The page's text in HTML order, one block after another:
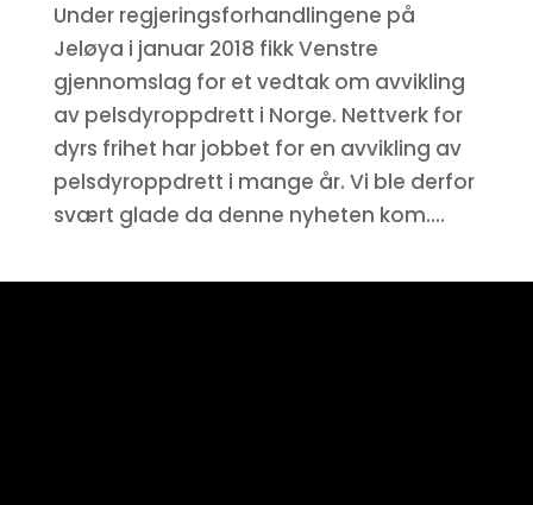
Under regjeringsforhandlingene på
Jeløya i januar 2018 fikk Venstre
gjennomslag for et vedtak om avvikling
av pelsdyroppdrett i Norge. Nettverk for
dyrs frihet har jobbet for en avvikling av
pelsdyroppdrett i mange år. Vi ble derfor
svært glade da denne nyheten kom....